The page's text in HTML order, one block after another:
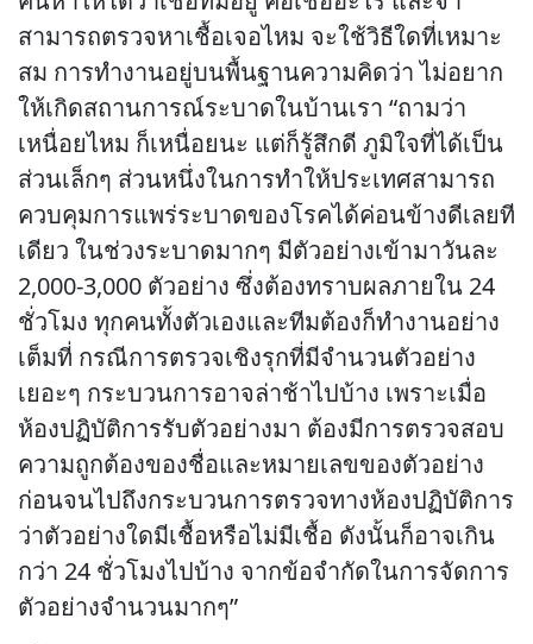
สามารถตรวจหาเชื้อเจอไหม จะใช้วิธีใดที่เหมาะ
สม การทำงานอยู่บนพื้นฐานความคิดว่า ไม่อยาก
ให้เกิดสถานการณ์ระบาดในบ้านเรา “ถามว่า
เหนื่อยไหม ก็เหนื่อยนะ แต่ก็รู้สึกดี ภูมิใจที่ได้เป็น
ส่วนเล็กๆ ส่วนหนึ่งในการทำให้ประเทศสามารถ
ควบคุมการแพร่ระบาดของโรคได้ค่อนข้างดีเลยที
เดียว ในช่วงระบาดมากๆ มีตัวอย่างเข้ามาวันละ
2,000-3,000 ตัวอย่าง ซึ่งต้องทราบผลภายใน 24
ชั่วโมง ทุกคนทั้งตัวเองและทีมต้องก็ทำงานอย่าง
เต็มที่ กรณีการตรวจเชิงรุกที่มีจำนวนตัวอย่าง
เยอะๆ กระบวนการอาจล่าช้าไปบ้าง เพราะเมื่อ
ห้องปฏิบัติการรับตัวอย่างมา ต้องมีการตรวจสอบ
ความถูกต้องของชื่อและหมายเลขของตัวอย่าง
ก่อนจนไปถึงกระบวนการตรวจทางห้องปฏิบัติการ
ว่าตัวอย่างใดมีเชื้อหรือไม่มีเชื้อ ดังนั้นก็อาจเกิน
กว่า 24 ชั่วโมงไปบ้าง จากข้อจำกัดในการจัดการ
ตัวอย่างจำนวนมากๆ”